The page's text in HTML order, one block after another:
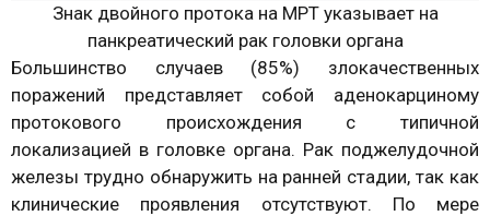
Знак двойного протока на МРТ указывает на
панкреатический рак головки органа
Большинство случаев (85%) злокачественных
поражений представляет собой аденокарциному
протокового происхождения с типичной
локализацией в головке органа. Рак поджелудочной
железы трудно обнаружить на ранней стадии, так как
клинические проявления отсутствуют. По мере